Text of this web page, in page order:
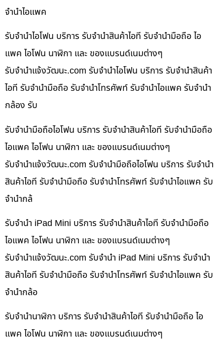
จำนำไอแพค
รับจำนำไอโฟน บริการ รับจำนำสินค้าไอที รับจำนำมือถือ ไอ
แพค ไอโฟน นาฬิกา และ ของแบรนด์เนมต่างๆ
รับจํานําแจ้งวัฒนะ.com รับจำนำไอโฟน บริการ รับจำนำสินค้า
ไอที รับจำนำมือถือ รับจำนำโทรศัพท์ รับจำนำไอแพค รับจำนำ
กล้อง รับ
รับจำนำมือถือไอโฟน บริการ รับจำนำสินค้าไอที รับจำนำมือถือ
ไอแพค ไอโฟน นาฬิกา และ ของแบรนด์เนมต่างๆ
รับจํานําแจ้งวัฒนะ.com รับจำนำมือถือไอโฟน บริการ รับจำนำ
สินค้าไอที รับจำนำมือถือ รับจำนำโทรศัพท์ รับจำนำไอแพค รับ
จำนำกล้
รับจำนำ iPad Mini บริการ รับจำนำสินค้าไอที รับจำนำมือถือ
ไอแพค ไอโฟน นาฬิกา และ ของแบรนด์เนมต่างๆ
รับจํานําแจ้งวัฒนะ.com รับจำนำ iPad Mini บริการ รับจำนำ
สินค้าไอที รับจำนำมือถือ รับจำนำโทรศัพท์ รับจำนำไอแพค รับ
จำนำกล้อ
รับจำนำนาฬิกา บริการ รับจำนำสินค้าไอที รับจำนำมือถือ ไอ
แพค ไอโฟน นาฬิกา และ ของแบรนด์เนมต่างๆ